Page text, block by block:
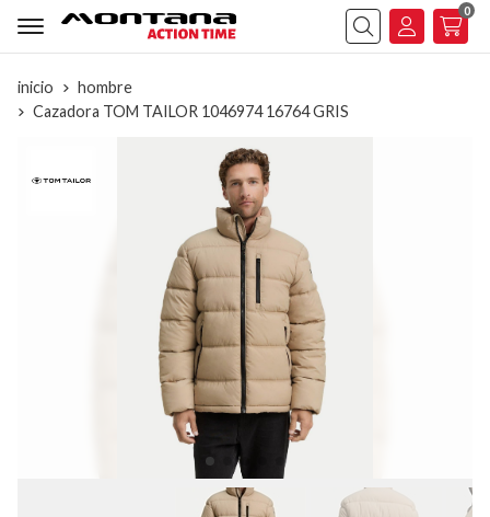
Buscar
0
inicio
hombre
Cazadora TOM TAILOR 1046974 16764 GRIS